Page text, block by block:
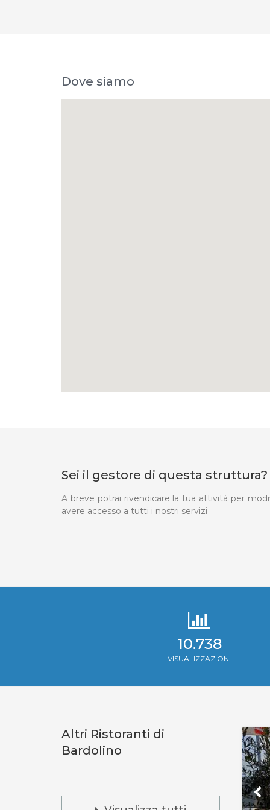
Dove siamo
Sei il gestore di questa struttura?
A breve potrai rivendicare la tua attività per
avere accesso a tutti i nostri servizi
10.738
VISUALIZZAZIONI
Altri Ristoranti di
Bardolino